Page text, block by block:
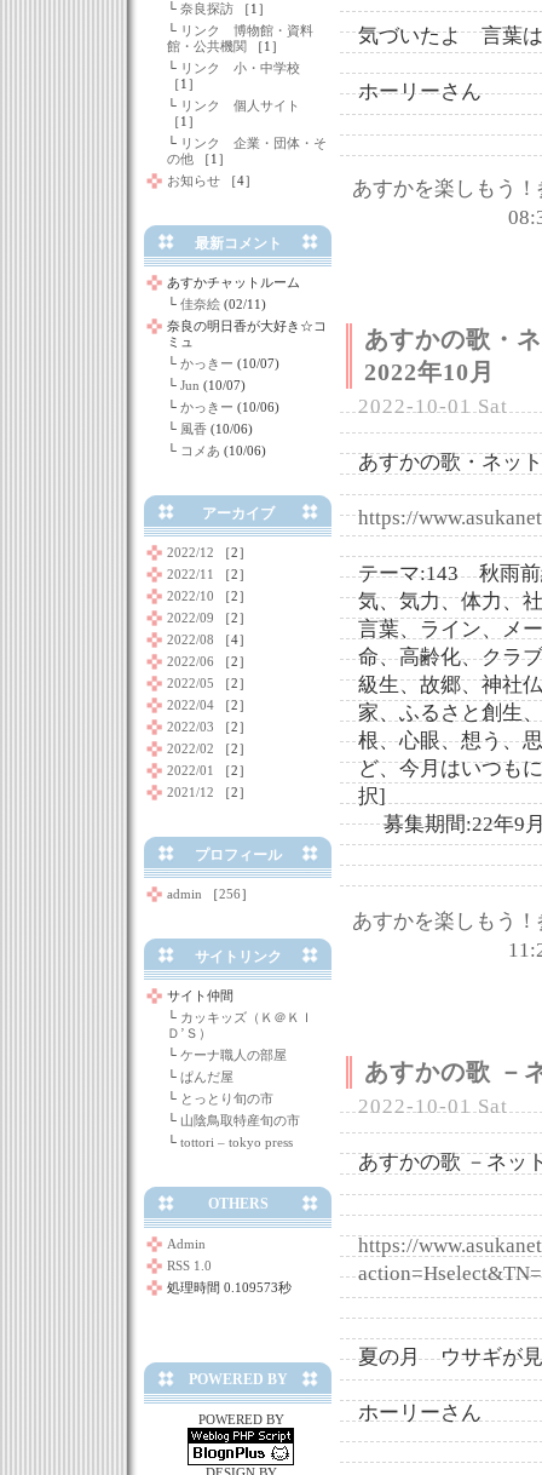
気づいたよ 言葉
ホーリーさん
あすかを楽しもう
あすかの歌・
2022年10月
2022-10-01 Sat
あすかの歌・ネッ
https://
テーマ:143 秋雨前
気、気力、体力、
言葉、ライン、メ
命、高齢化、クラ
級生、故郷、神社
家、ふるさと創生
根、心眼、想う、
ど、今月はいつも
択]
募集期間:22年9
あすかを楽しもう
あすかの歌 －
2022-10-01 Sat
あすかの歌 －ネッ
https://
夏の月 ウサギが
ホーリーさん
└ 奈良探訪 ［1］
└ リンク 博物館・資料
館・公共機関 ［1］
└ リンク 小・中学校
［1］
└ リンク 個人サイト
［1］
└ リンク 企業・団体・そ
の他 ［1］
お知らせ ［4］
最新コメント
あすかチャットルーム
└ 佳奈絵 (02/11)
奈良の明日香が大好き☆コ
ミュ
└ かっきー (10/07)
└ Jun (10/07)
└ かっきー (10/06)
└ 風香 (10/06)
└ コメあ (10/06)
アーカイブ
2022/12 ［2］
2022/11
［2］
2022/10 ［2］
2022/09 ［2］
2022/08 ［4］
2022/06 ［2］
2022/05 ［2］
2022/04 ［2］
2022/03 ［2］
2022/02 ［2］
2022/01
［2］
2021/12 ［2］
プロフィール
admin ［256］
サイトリンク
サイト仲間
└ カッキッズ（Ｋ＠ＫＩ
Ｄ’Ｓ）
└ ケーナ職人の部屋
└ ぱんだ屋
└ とっとり旬の市
└ 山陰鳥取特産旬の市
└ tottori – tokyo press
OTHERS
Admin
RSS 1.0
処理時間 0.109573秒
POWERED BY
POWERED BY